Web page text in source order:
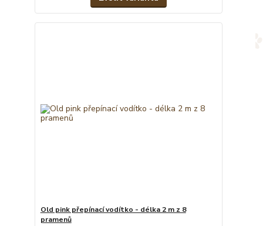
Old pink přepínací vodítko - délka 2 m z 8
pramenů